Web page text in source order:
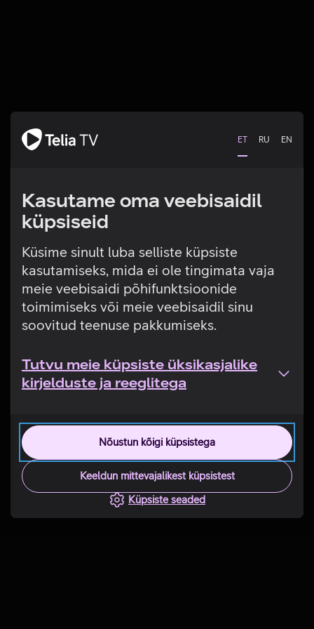
ET RU EN
Kasutame oma veebisaidil
küpsiseid
Küsime sinult luba selliste küpsiste
kasutamiseks, mida ei ole tingimata vaja
meie veebisaidi põhifunktsioonide
toimimiseks või meie veebisaidil sinu
soovitud teenuse pakkumiseks.
Tutvu meie küpsiste üksikasjalike
kirjelduste ja reeglitega
Nõustun kõigi küpsistega
Keeldun mittevajalikest küpsistest
Küpsiste seaded
Tehniline viga